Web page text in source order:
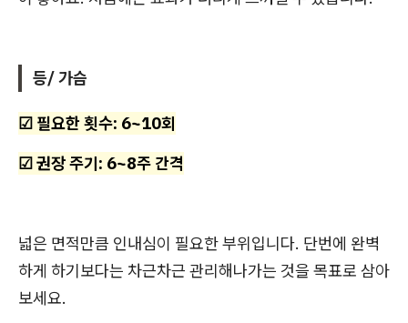
등/ 가슴
☑ 필요한 횟수: 6~10회
☑ 권장 주기: 6~8주 간격
넓은 면적만큼 인내심이 필요한 부위입니다. 단번에 완벽
하게 하기보다는 차근차근 관리해나가는 것을 목표로 삼아
보세요.